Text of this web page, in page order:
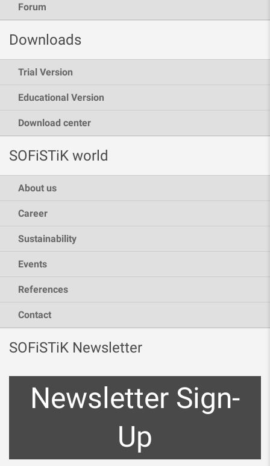
Forum
Downloads
Trial Version
Educational Version
Download center
SOFiSTiK world
About us
Career
Sustainability
Events
References
Contact
SOFiSTiK Newsletter
Newsletter Sign-
Up